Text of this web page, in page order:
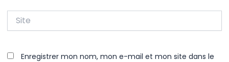
Enregistrer mon nom, mon e-mail et mon site dans le